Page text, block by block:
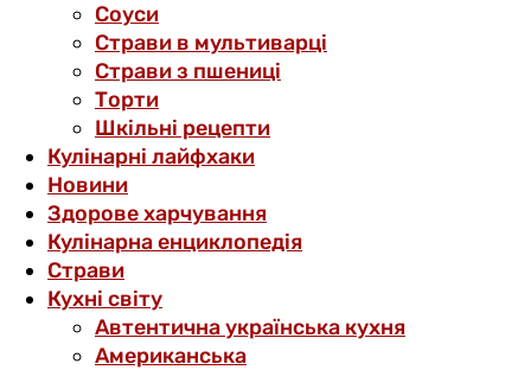
Соуси
Страви в мультиварці
Страви з пшениці
Торти
Шкільні рецепти
Кулінарні лайфхаки
Новини
Здорове харчування
Кулінарна енциклопедія
Страви
Кухні світу
Автентична українська кухня
Американська